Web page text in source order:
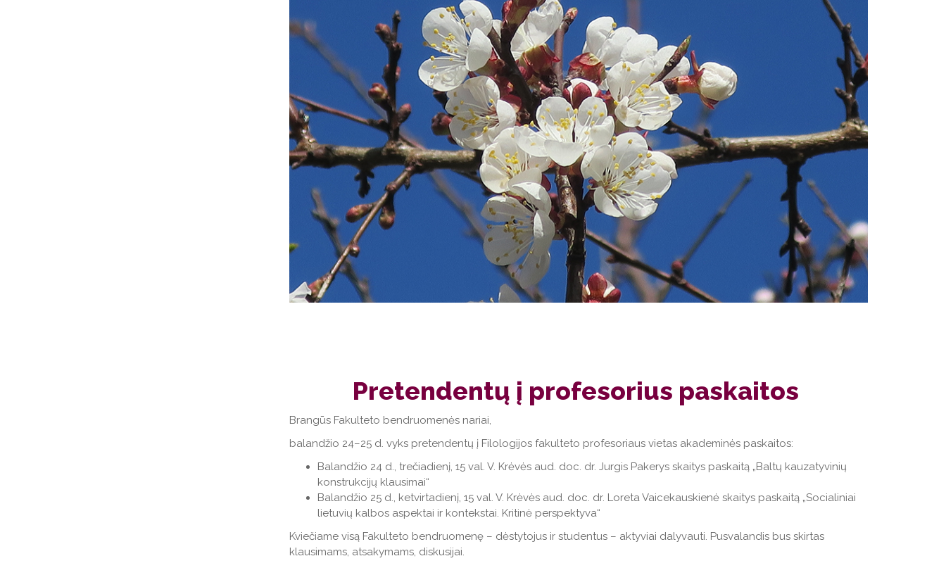
Pretendentų į profesorius paskaitos
Brangūs Fakulteto bendruomenės nariai,
balandžio 24–25 d. vyks pretendentų į Filologijos fakulteto profesoriaus vietas akademinės paskaitos:
Balandžio 24 d., trečiadienį, 15 val. V. Krėvės aud. doc. dr. Jurgis Pakerys skaitys paskaitą „Baltų kauzatyvinių
konstrukcijų klausimai“
Balandžio 25 d., ketvirtadienį, 15 val. V. Krėvės aud. doc. dr. Loreta Vaicekauskienė skaitys paskaitą „Socialiniai
lietuvių kalbos aspektai ir kontekstai. Kritinė perspektyva“
Kviečiame visą Fakulteto bendruomenę – dėstytojus ir studentus – aktyviai dalyvauti. Pusvalandis bus skirtas
klausimams, atsakymams, diskusijai.